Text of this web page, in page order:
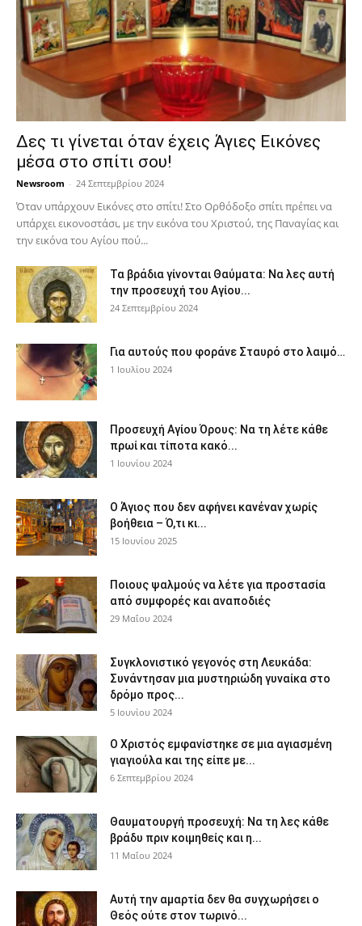
Δες τι γίνεται όταν έχεις Άγιες Εικόνες
μέσα στο σπίτι σου!
Newsroom - 24 Σεπτεμβρίου 2024
Όταν υπάρχουν Εικόνες στο σπίτι! Στο Ορθόδοξο σπίτι πρέπει να
υπάρχει εικονοστάσι, με την εικόνα του Χριστού, της Παν­αγίας και
την εικόνα του Αγίου πού...
Τα βράδια γίνονται Θαύματα: Να λες αυτή
την προσευχή του Αγίου...
24 Σεπτεμβρίου 2024
Για αυτούς που φοράνε Σταυρό στο λαιμό…
1 Ιουλίου 2024
Προσευχή Αγίου Όρους: Να τη λέτε κάθε
πρωί και τίποτα κακό...
1 Ιουνίου 2024
Ο Άγιος που δεν αφήνει κανέναν χωρίς
βοήθεια – Ό,τι κι...
15 Ιουνίου 2025
Ποιους ψαλμούς να λέτε για προστασία
από συμφορές και αναποδιές
29 Μαΐου 2024
Συγκλονιστικό γεγονός στη Λευκάδα:
Συνάντησαν μια μυστηριώδη γυναίκα στο
δρόμο προς...
5 Ιουνίου 2024
Ο Χριστός εμφανίστηκε σε μια αγιασμένη
γιαγιούλα και της είπε με...
6 Σεπτεμβρίου 2024
Θαυματουργή προσευχή: Να τη λες κάθε
βράδυ πριν κοιμηθείς και η...
11 Μαΐου 2024
Αυτή την αμαρτία δεν θα συγχωρήσει ο
Θεός ούτε στον τωρινό...